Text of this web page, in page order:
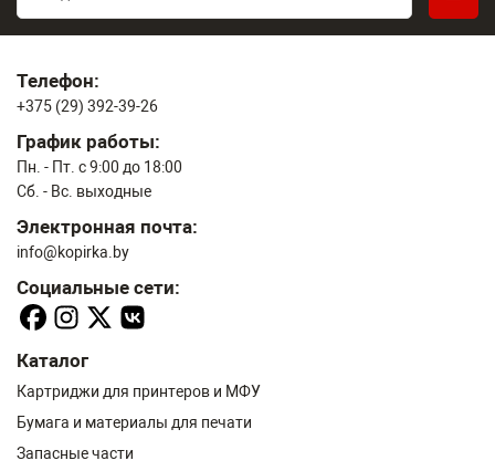
Телефон:
+375 (29) 392-39-26
График работы:
Пн. - Пт. с 9:00 до 18:00
Сб. - Вс. выходные
Электронная почта:
info@kopirka.by
Социальные сети:
Каталог
Картриджи для принтеров и МФУ
Бумага и материалы для печати
Запасные части